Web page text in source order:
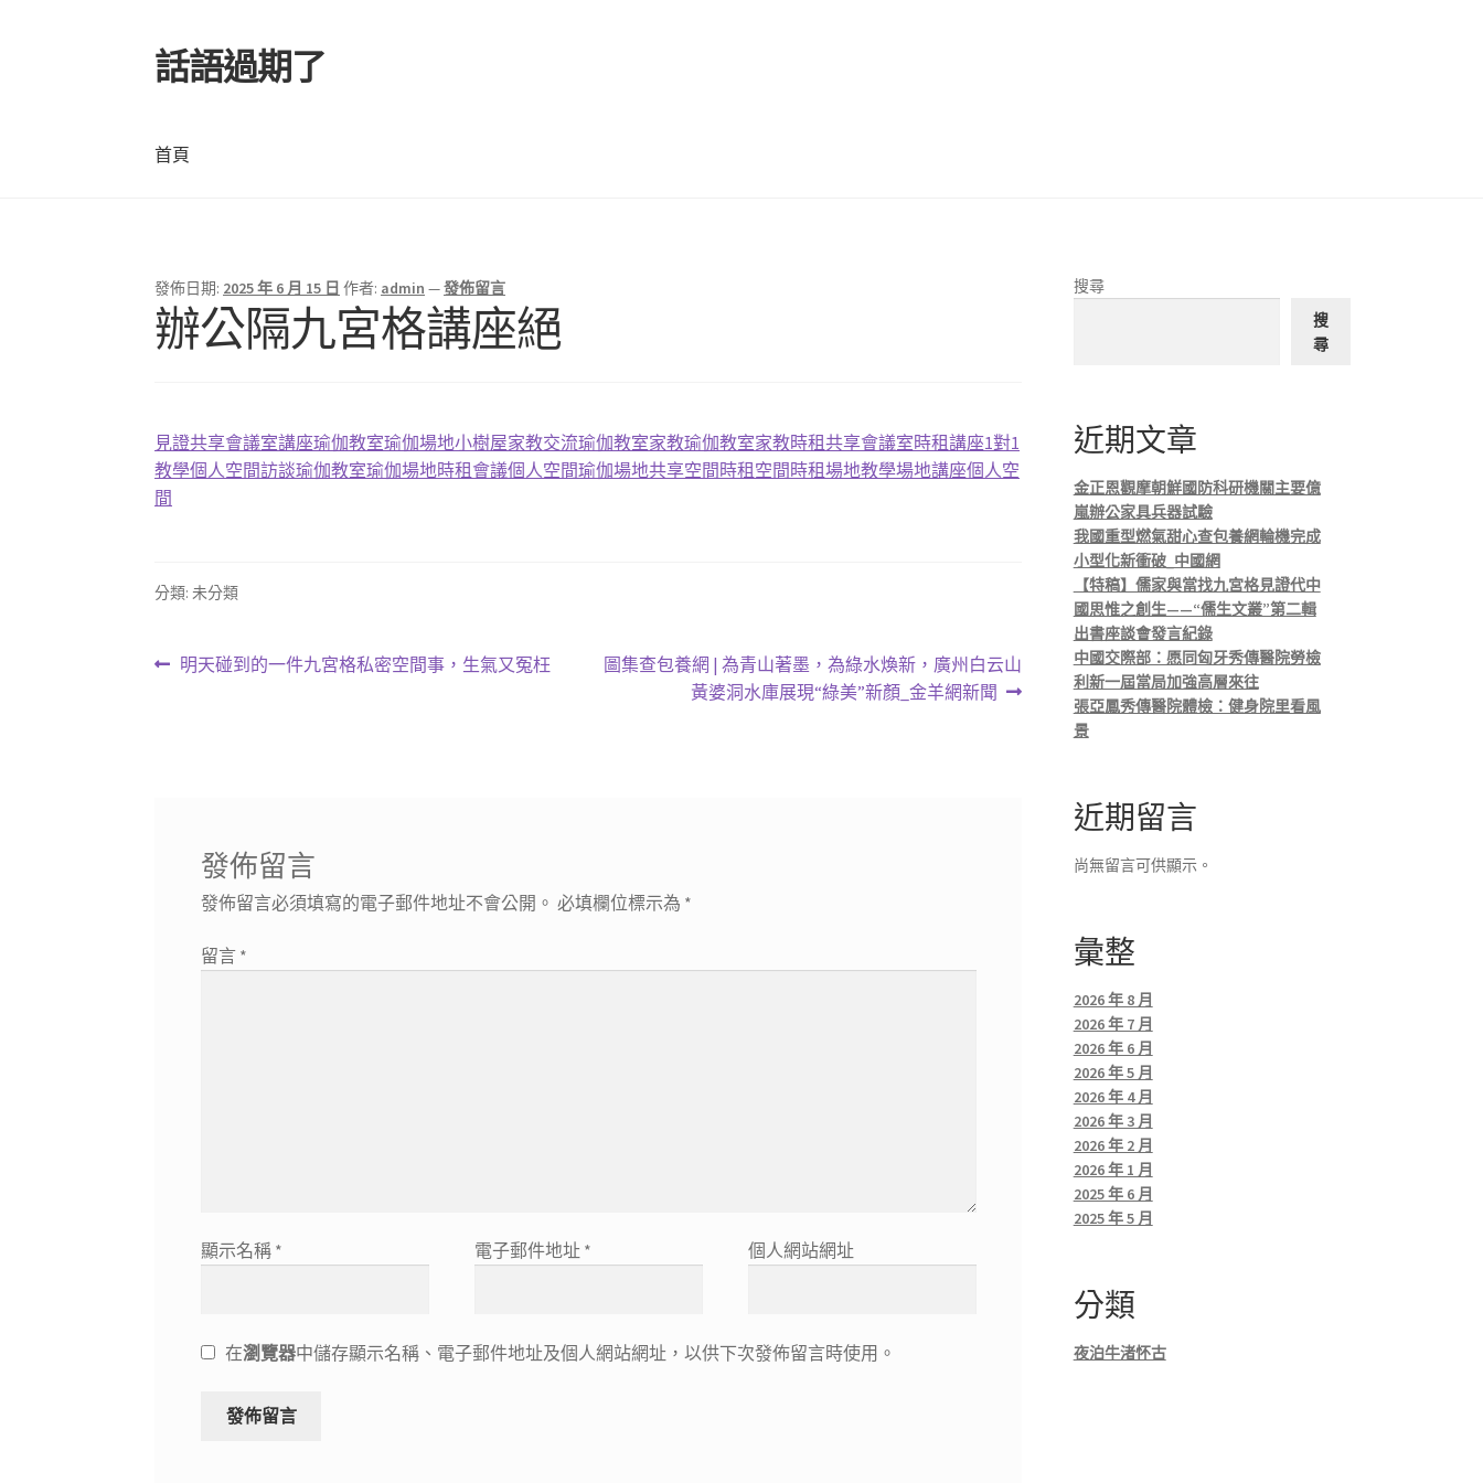
跳
至
覽
列
跳
至
要
內
話語過期了
首頁
發佈日期: 2025 年 6 月 15 日 作者: admin —發佈留言
辦公隔九宮格講座絕
見證共享會議室講座瑜伽教室瑜伽場地小樹屋家教交流瑜伽教室家教瑜伽教室家教時租共享會議室時租講座1對1
教學個人空間訪談瑜伽教室瑜伽場地時租會議個人空間瑜伽場地共享空間時租空間時租場地教學場地講座個人空
間
分類: 未分類
文上
明天碰到的一件九宮格私密空間事，生氣又冤枉
下
圖集查包養網 | 為青山著墨，為綠水煥新，廣州白云山
黃婆洞水庫展現“綠美”新顏_金羊網新聞
發佈留言
發佈留言必須填寫的電子郵件地址不會公開。 必填欄位標示為 *
留言 *
顯示名稱 * 電子郵件地址 * 個人網站網址
在瀏覽器中儲存顯示名稱、電子郵件地址及個人網站網址，以供下次發佈留言時使用。
搜尋
搜
尋
近期文章
金正恩觀摩朝鮮國防科研機關主要億
嵐辦公家具兵器試驗
我國重型燃氣甜心查包養網輪機完成
小型化新衝破_中國網
【特稿】儒家與當找九宮格見證代中
國思惟之創生——“儒生文叢”第二輯
出書座談會發言紀錄
中國交際部：愿同匈牙秀傳醫院勞檢
利新一屆當局加強高層來往
張亞鳳秀傳醫院體檢：健身院里看風
景
近期留言
尚無留言可供顯示。
彙整
2026 年 8 月
2026 年 7 月
2026 年 6 月
2026 年 5 月
2026 年 4 月
2026 年 3 月
2026 年 2 月
2026 年 1 月
2025 年 6 月
2025 年 5 月
分類
夜泊牛渚怀古